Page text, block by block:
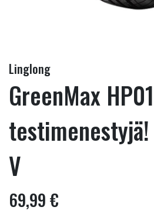
Linglong
GreenMax
V
69,99 €